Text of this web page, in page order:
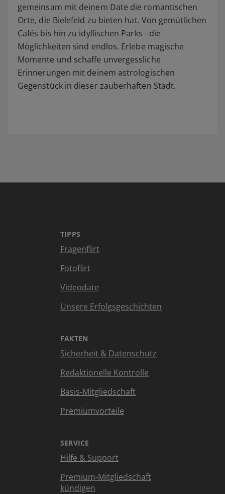
gemeinsam mit deinem Date die romantischen
Orte, die Bielefeld zu bieten hat. Von gemütlichen
Cafés bis hin zu idyllischen Parks - die
Möglichkeiten sind endlos. Erlebe magische
Momente und schaffe unvergessliche
Erinnerungen mit deinem astrologischen
Gegenstück in dieser zauberhaften Stadt.
TIPPS
Fragenflirt
Fotoflirt
Videodate
Unsere Erfolgsgeschichten
FAKTEN
Sicherheit & Datenschutz
Redaktionelle Kontrolle
Basis-Mitgliedschaft
Premiumvorteile
SERVICE
Hilfe & Support
Premium-Mitgliedschaft
kündigen